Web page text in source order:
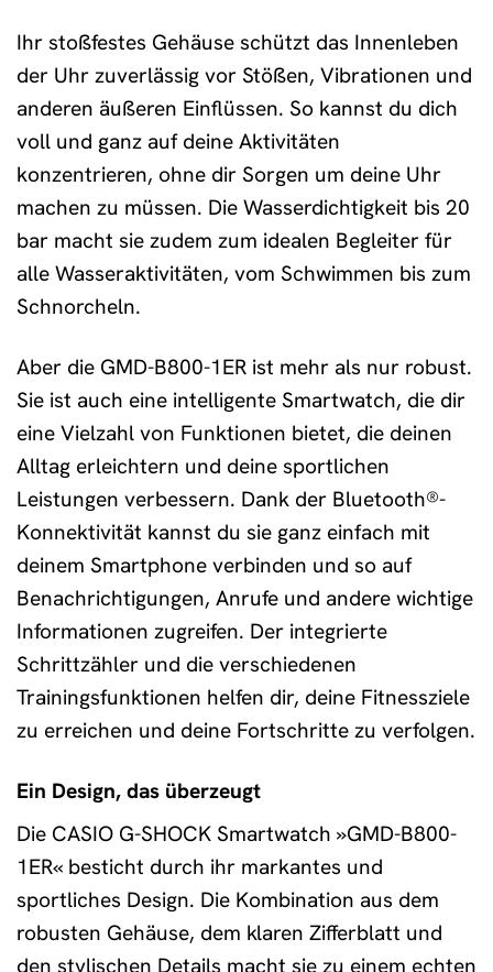
Ihr stoßfestes Gehäuse schützt das Innenleben
der Uhr zuverlässig vor Stößen, Vibrationen und
anderen äußeren Einflüssen. So kannst du dich
voll und ganz auf deine Aktivitäten
konzentrieren, ohne dir Sorgen um deine Uhr
machen zu müssen. Die Wasserdichtigkeit bis 20
bar macht sie zudem zum idealen Begleiter für
alle Wasseraktivitäten, vom Schwimmen bis zum
Schnorcheln.
Aber die GMD-B800-1ER ist mehr als nur robust.
Sie ist auch eine intelligente Smartwatch, die dir
eine Vielzahl von Funktionen bietet, die deinen
Alltag erleichtern und deine sportlichen
Leistungen verbessern. Dank der Bluetooth®-
Konnektivität kannst du sie ganz einfach mit
deinem Smartphone verbinden und so auf
Benachrichtigungen, Anrufe und andere wichtige
Informationen zugreifen. Der integrierte
Schrittzähler und die verschiedenen
Trainingsfunktionen helfen dir, deine Fitnessziele
zu erreichen und deine Fortschritte zu verfolgen.
Ein Design, das überzeugt
Die CASIO G-SHOCK Smartwatch »GMD-B800-
1ER« besticht durch ihr markantes und
sportliches Design. Die Kombination aus dem
robusten Gehäuse, dem klaren Zifferblatt und
den stylischen Details macht sie zu einem echten